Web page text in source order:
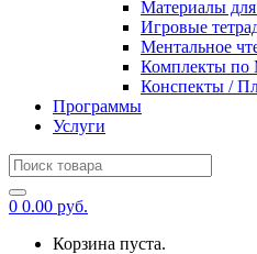
Материалы для
Игровые
Ментальное
Комплекты
Конспекты /
Программы
Услуги
Search
for:
0 0.00 руб.
Корзина пуста.